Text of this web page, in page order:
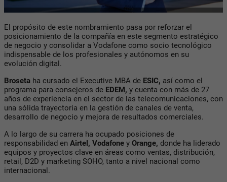
El propósito de este nombramiento pasa por reforzar el
posicionamiento de la compañía en este segmento estratégico
de negocio y consolidar a Vodafone como socio tecnológico
indispensable de los profesionales y autónomos en su
evolución digital.
Broseta ha cursado el Executive MBA de ESIC, así como el
programa para consejeros de EDEM, y cuenta con más de 27
años de experiencia en el sector de las telecomunicaciones, con
una sólida trayectoria en la gestión de canales de venta,
desarrollo de negocio y mejora de resultados comerciales.
A lo largo de su carrera ha ocupado posiciones de
responsabilidad en Airtel, Vodafone y Orange, donde ha liderado
equipos y proyectos clave en áreas como ventas, distribución,
retail, D2D y marketing SOHO, tanto a nivel nacional como
internacional.